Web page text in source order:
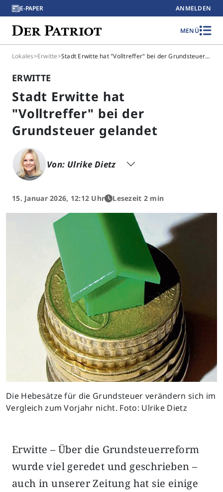
E-PAPER ANMELDEN
MENÜ
Lokales>Erwitte> Stadt Erwitte hat "Volltreffer" bei der Grundsteuer gelandet
ERWITTE
Stadt Erwitte hat
"Volltreffer" bei der
Grundsteuer gelandet
Von: Ulrike Dietz
15. Januar 2026, 12:12 Uhr Lesezeit 2 min
Die Hebesätze für die Grundsteuer verändern sich im
Vergleich zum Vorjahr nicht. Foto: Ulrike Dietz
Erwitte – Über die Grundsteuerreform
wurde viel geredet und geschrieben –
auch in unserer Zeitung hat sie einige